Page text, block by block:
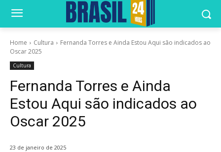
Home Cultura
Fernanda Torres e Ainda Estou Aqui são indicados ao
Oscar 2025
Cultura
Fernanda Torres e Ainda
Estou Aqui são indicados ao
Oscar 2025
23 de janeiro de 2025